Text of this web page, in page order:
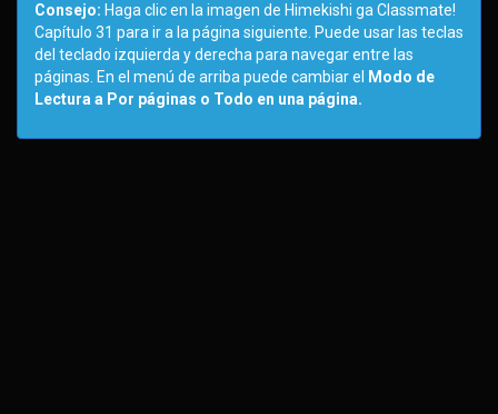
Consejo: Haga clic en la imagen de Himekishi ga Classmate!
Capítulo 31 para ir a la página siguiente. Puede usar las teclas
del teclado izquierda y derecha para navegar entre las
páginas. En el menú de arriba puede cambiar el
Modo de
Lectura a Por páginas o Todo en una página.